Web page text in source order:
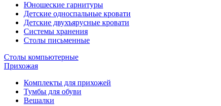
Юношеские гарнитуры
Детские односпальные кровати
Детские двухъярусные кровати
Системы хранения
Столы письменные
Столы компьютерные
Прихожая
Комплекты для прихожей
Тумбы для обуви
Вешалки